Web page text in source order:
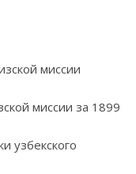
миссии
миссии за 1899
узбекского